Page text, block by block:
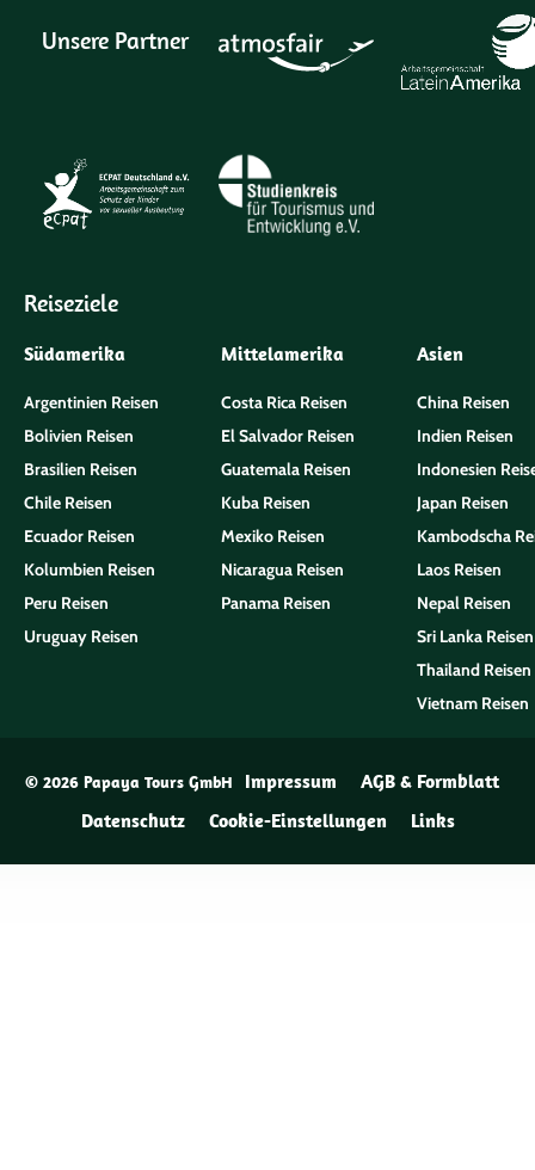
Unsere Partner
Reiseziele
Südamerika
Argentinien Reisen
Bolivien Reisen
Brasilien Reisen
Chile Reisen
Ecuador Reisen
Kolumbien Reisen
Peru Reisen
Uruguay Reisen
Mittelamerika
Costa Rica Reisen
El Salvador Reisen
Guatemala Reisen
Kuba Reisen
Mexiko Reisen
Nicaragua Reisen
Panama Reisen
Asien
China Reisen
Indien Reisen
Indonesien
Japan Reisen
Kambodscha
Laos Reisen
Nepal Reisen
Sri Lanka Reisen
Thailand Reisen
Vietnam Reisen
© 2026 Papaya Tours GmbH Impressum
AGB & Formblatt
Datenschutz
Cookie-Einstellungen Links